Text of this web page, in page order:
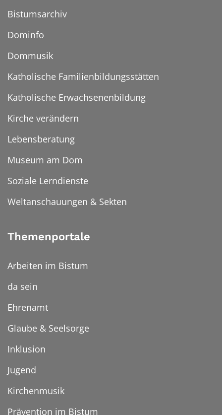
Bistumsarchiv
Dominfo
Dommusik
Katholische Familienbildungsstätten
Katholische Erwachsenenbildung
Kirche verändern
Lebensberatung
Museum am Dom
Soziale Lerndienste
Weltanschauungen & Sekten
Themenportale
Arbeiten im Bistum
da sein
Ehrenamt
Glaube & Seelsorge
Inklusion
Jugend
Kirchenmusik
Prävention im Bistum